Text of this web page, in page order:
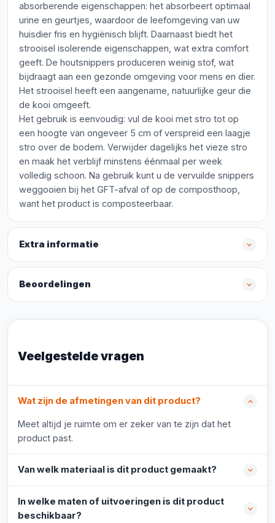
absorberende eigenschappen: het absorbeert optimaal
urine en geurtjes, waardoor de leefomgeving van uw
huisdier fris en hygiënisch blijft. Daarnaast biedt het
strooisel isolerende eigenschappen, wat extra comfort
geeft. De houtsnippers produceren weinig stof, wat
bijdraagt aan een gezonde omgeving voor mens en dier.
Het strooisel heeft een aangename, natuurlijke geur die
de kooi omgeeft.
Het gebruik is eenvoudig: vul de kooi met stro tot op
een hoogte van ongeveer 5 cm of verspreid een laagje
stro over de bodem. Verwijder dagelijks het vieze stro
en maak het verblijf minstens éénmaal per week
volledig schoon. Na gebruik kunt u de vervuilde snippers
weggooien bij het GFT-afval of op de composthoop,
want het product is composteerbaar.
Extra informatie
Beoordelingen
Veelgestelde vragen
Wat zijn de afmetingen van dit product?
Meet altijd je ruimte om er zeker van te zijn dat het
product past.
Van welk materiaal is dit product gemaakt?
In welke maten of uitvoeringen is dit product
beschikbaar?